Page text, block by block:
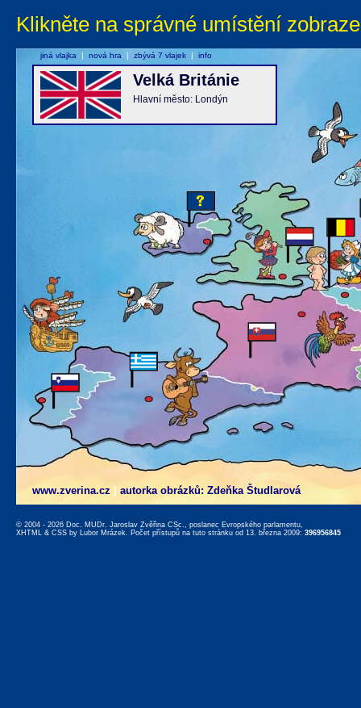
Klikněte na správné umístění
www.zverina.cz autorka obrázků: Zdeňka Študlarová
Velká Británie
Hlavní město: Londýn
jiná vlajka | nová hra | zbývá 7 vlajek | info
© 2004 - 2026 Doc. MUDr. Jaroslav Zvěřina CSc., poslanec Evropského parlamentu,
XHTML & CSS by Lubor Mrázek. Počet přístupů na tuto stránku od 13. března 2009: 396956845